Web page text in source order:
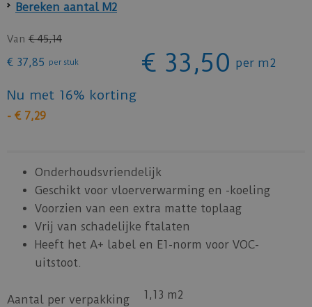
Bereken aantal M2
Van € 45,14
€ 37,85 per stuk € 33,50 per m2
Nu met 16% korting
- € 7,29
Onderhoudsvriendelijk
Geschikt voor vloerverwarming en -koeling
Voorzien van een extra matte toplaag
Vrij van schadelijke ftalaten
Heeft het A+ label en E1-norm voor VOC-
uitstoot.
Aantal per verpakking 1,13 m2